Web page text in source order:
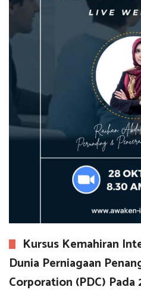
Kursus Kemahiran
Dunia Perniagaan
Corporation (PDC)